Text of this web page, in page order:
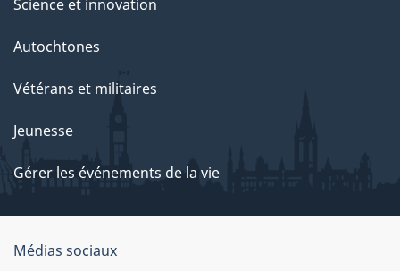
Science et innovation
Autochtones
Vétérans et militaires
Jeunesse
Gérer les événements de la vie
Organisation
Médias sociaux